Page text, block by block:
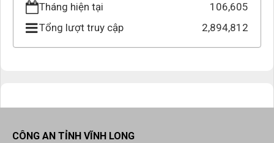
Tháng hiện tại
106,605
Tổng lượt truy cập
2,894,812
CÔNG AN TỈNH VĨNH LONG